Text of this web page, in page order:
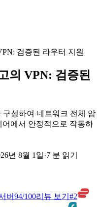
검증된 라우터 지원
의 VPN: 검증된
성하여 네트워크 전체 암
에서 안정적으로 작동하
년 8월 1일·7 분 읽기
버94/100리뷰 보기 #2